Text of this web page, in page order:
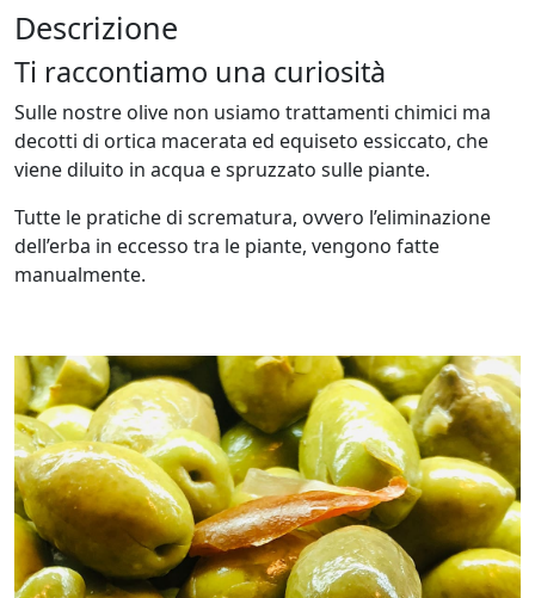
d
i
e
B
i
q
u
a
t
à
Descrizione
Ti raccontiamo una curiosità
Sulle nostre olive non usiamo trattamenti chimici ma
decotti di ortica macerata ed equiseto essiccato, che
viene diluito in acqua e spruzzato sulle piante.
Tutte le pratiche di scrematura, ovvero l’eliminazione
dell’erba in eccesso tra le piante, vengono fatte
manualmente.